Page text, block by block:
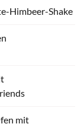
Himbeer-Shake
mit